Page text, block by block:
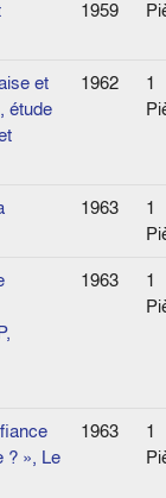
1959
et
étude
1962
1
1963
1
1963
1
? », Le
1963
1